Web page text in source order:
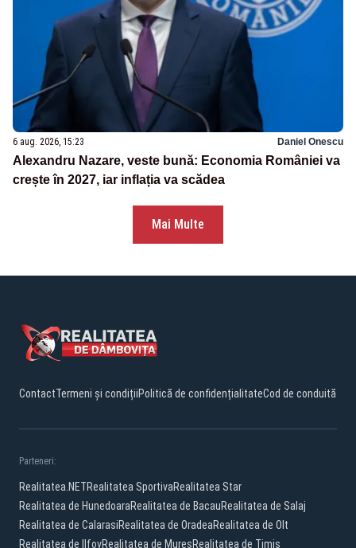
6 aug. 2026, 15:23 Daniel Onescu
Alexandru Nazare, veste bună: Economia României va
crește în 2027, iar inflația va scădea
Mai Multe
ContactTermeni și condițiiPolitică de confidențialitateCod de conduită
Parteneri:
Realitatea.NETRealitatea SportivaRealitatea Star
Realitatea de HunedoaraRealitatea de BacauRealitatea de Salaj
Realitatea de CalarasiRealitatea de OradeaRealitatea de Olt
Realitatea de IlfovRealitatea de MuresRealitatea de Timis